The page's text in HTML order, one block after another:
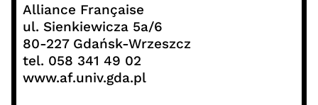
Alliance Française
ul. Sienkiewicza 5a/6
80-227 Gdańsk-Wrzeszcz
tel. 058 341 49 02
www.af.univ.gda.pl